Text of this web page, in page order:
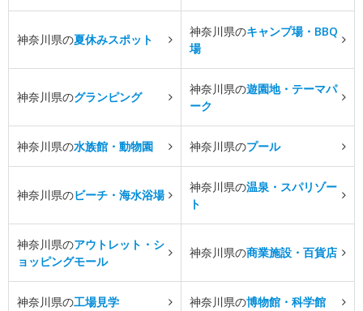
神奈川県の夏休みスポット
神奈川県のキャンプ場・BBQ
場
神奈川県のグランピング
神奈川県の遊園地・テーマパ
ーク
神奈川県の水族館・動物園 神奈川県のプール
神奈川県のビーチ・海水浴場
神奈川県の温泉・スパリゾー
ト
神奈川県のアウトレット・シ
ョッピングモール
神奈川県の商業施設・百貨店
神奈川県の工場見学 神奈川県の博物館・科学館